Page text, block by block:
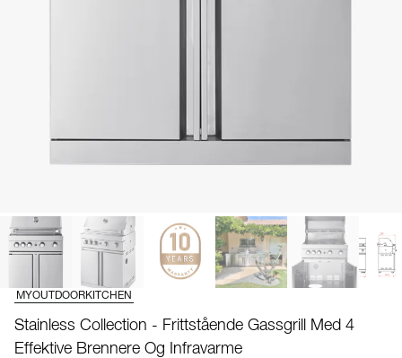
MYOUTDOORKITCHEN
Stainless Collection - Frittstående Gassgrill Med 4
Effektive Brennere Og Infravarme